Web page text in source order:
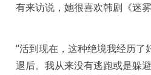
有来访说，她很喜欢韩剧《迷
“活到现在，这种绝境我经历
退后。我从来没有逃跑或是躲